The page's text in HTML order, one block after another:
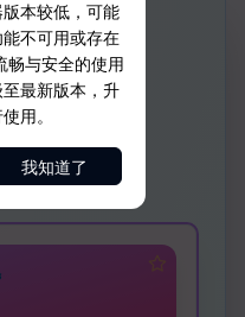
本较低，可能
不可用或存在
畅与安全的使用
最新版本，升
用。
我知道了